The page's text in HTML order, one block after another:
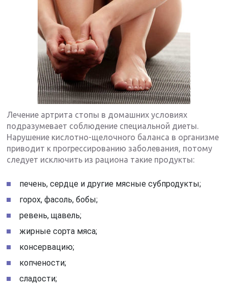
Лечение артрита стопы в домашних условиях
подразумевает соблюдение специальной диеты.
Нарушение кислотно-щелочного баланса в организме
приводит к прогрессированию заболевания, потому
следует исключить из рациона такие продукты:
печень, сердце и другие мясные субпродукты;
горох, фасоль, бобы;
ревень, щавель;
жирные сорта мяса;
консервацию;
копчености;
сладости;